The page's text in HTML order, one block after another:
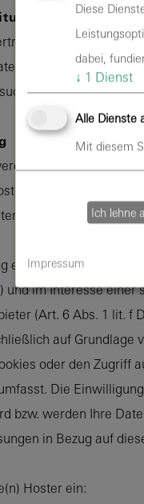
über
nur nach
extern gehostet.
/ der Hoster
Vertragsdaten,
erfolgt zum Zwecke
und im Interesse
(Art. 6 Abs. 1 lit. f
auf Grundlage
oder den Zugriff
Die
bzw. werden Ihre
in Bezug auf
Hoster ein:
Diese
dabei,
↓ 1 Dienst
Alle Dienste
Mit diesem
Ich lehne
Impressum